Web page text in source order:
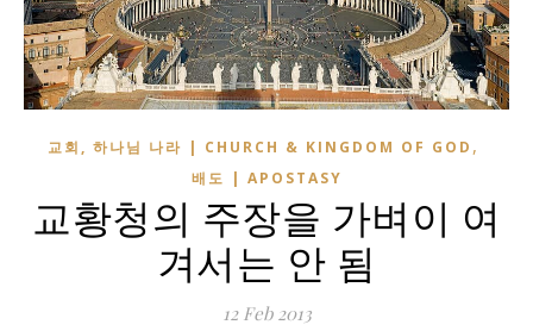
교회, 하나님 나라 | CHURCH & KINGDOM OF GOD ,
배도 | APOSTASY
교황청의 주장을 가벼이 여
겨서는 안 됨
12 Feb 2013